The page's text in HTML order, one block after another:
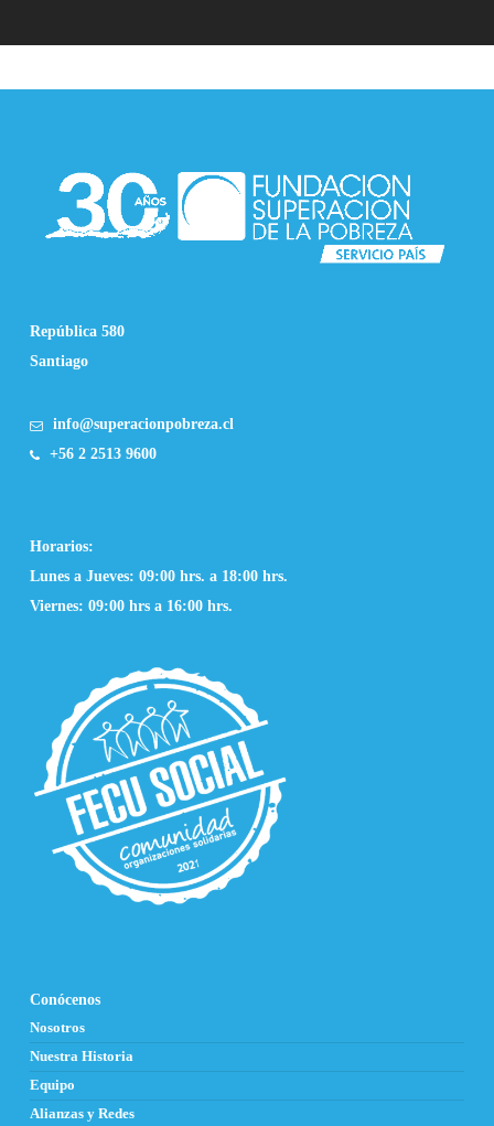
República 580
Santiago
info@superacionpobreza.cl
+56 2 2513 9600
Horarios:
Lunes a Jueves: 09:00 hrs. a 18:00 hrs.
Viernes: 09:00 hrs a 16:00 hrs.
Conócenos
Nosotros
Nuestra Historia
Equipo
Alianzas y Redes